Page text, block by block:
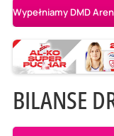
Wypełniamy DMD
BILANSE